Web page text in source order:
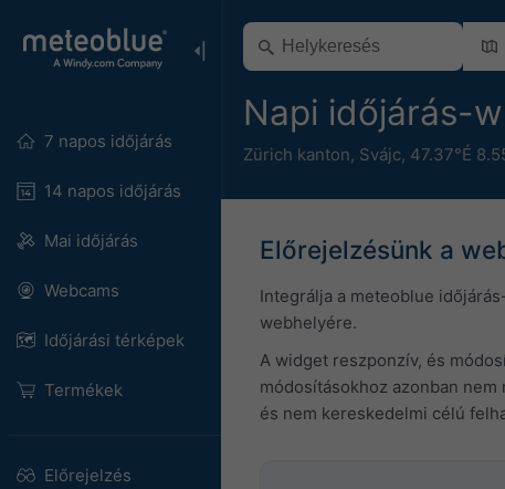
7 napos időjárás
14 napos időjárás
Mai időjárás
Webcams
Időjárási térképek
Termékek
Előrejelzés
Napi időjárás-
Zürich kanton, Svájc, 47.37°É
Előrejelzésünk a
Integrálja a meteoblue
webhelyére.
A widget reszponzív, és
módosításokhoz azonban
és nem kereskedelmi célú